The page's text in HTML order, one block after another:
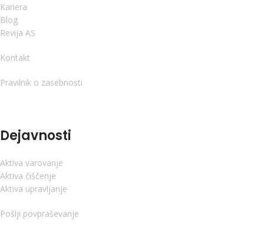
Kariera
Blog
Revija AS
Kontakt
Pravilnik o zasebnosti
Dejavnosti
Aktiva varovanje
Aktiva čiščenje
Aktiva upravljanje
Pošlji povpraševanje